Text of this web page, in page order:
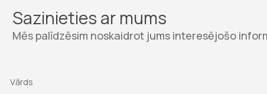
Sazinieties ar mums
Mēs palīdzēsim noskaidrot jums interesējošo
Vārds